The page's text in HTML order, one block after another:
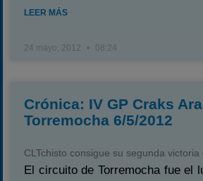
LEER MÁS
24 mayo, 2012 08:24
Crónica: IV GP Craks
Torremocha 6/5/2012
CLTchisto consigue su segunda
El circuito de Torremocha fue el